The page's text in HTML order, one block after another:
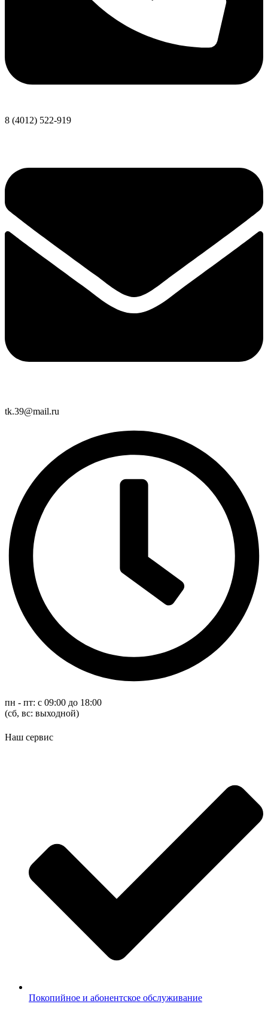
8 (4012) 522-919
tk.39@mail.ru
пн - пт: с 09:00 до 18:00
(cб, вс: выходной)
Наш сервис
Покопийное и абонентское обслуживание